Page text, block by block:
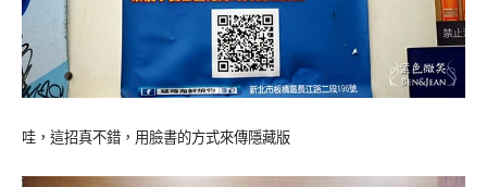
哇，這招真不錯，用臉書的方式來傳隱藏版